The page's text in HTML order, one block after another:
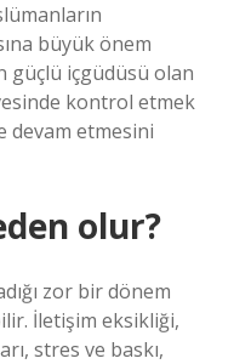
büyük önem
güçlü içgüdüsü olan
kontrol etmek
devam etmesini
olur?
zor bir dönem
İletişim eksikliği,
stres ve baskı,